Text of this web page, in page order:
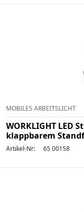
MOBILES ARBEITSLICHT
WORKLIGHT LED
klappbarem
Artikel-Nr: 65 00158